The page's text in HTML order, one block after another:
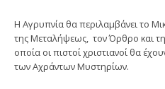
Η Αγρυπνία θα περιλαμβάνει το
της Μεταλήψεως, τον Όρθρο και τη
οποία οι πιστοί χριστιανοί θα
των Αχράντων Μυστηρίων.